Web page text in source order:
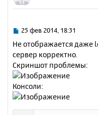
С
о
б
щ
е
н
и
е
25 фев 2014, 18:31
Не отображается даже
сервер корректно.
Скриншот проблемы:
Консоли: